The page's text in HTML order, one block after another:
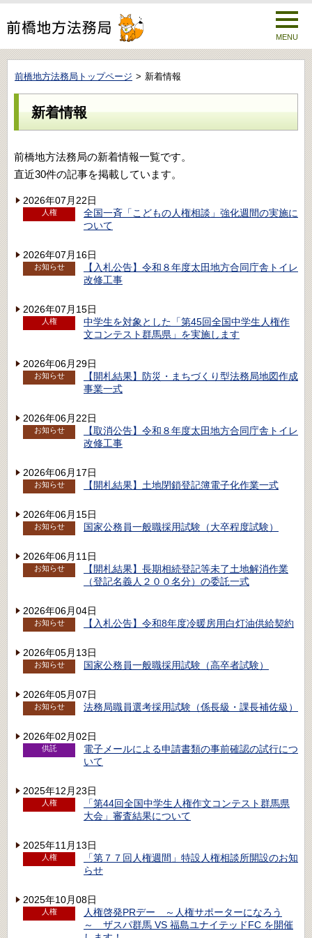
MENU
前橋地方法務局トップページ 新着情報
新着情報
前橋地方法務局の新着情報一覧です。
直近30件の記事を掲載しています。
2026年07月22日
人権
全国一斉「こどもの人権相談」強化週間の実施に
ついて
2026年07月16日
お知らせ
【入札公告】令和８年度太田地方合同庁舎トイレ
改修工事
2026年07月15日
人権
中学生を対象とした「第45回全国中学生人権作
文コンテスト群馬県」を実施します
2026年06月29日
お知らせ
【開札結果】防災・まちづくり型法務局地図作成
事業一式
2026年06月22日
お知らせ
【取消公告】令和８年度太田地方合同庁舎トイレ
改修工事
2026年06月17日
お知らせ 【開札結果】土地閉鎖登記簿電子化作業一式
2026年06月15日
お知らせ 国家公務員一般職採用試験（大卒程度試験）
2026年06月11日
お知らせ
【開札結果】長期相続登記等未了土地解消作業
（登記名義人２００名分）の委託一式
2026年06月04日
お知らせ 【入札公告】令和8年度冷暖房用白灯油供給契約
2026年05月13日
お知らせ 国家公務員一般職採用試験（高卒者試験）
2026年05月07日
お知らせ 法務局職員選考採用試験（係長級・課長補佐級）
2026年02月02日
供託
電子メールによる申請書類の事前確認の試行につ
いて
2025年12月23日
人権
「第44回全国中学生人権作文コンテスト群馬県
大会」審査結果について
2025年11月13日
人権
「第７７回人権週間」特設人権相談所開設のお知
らせ
2025年10月08日
人権
人権啓発PRデー ～人権サポーターになろう
～ ザスパ群馬 VS 福島ユナイテッドFC を開催